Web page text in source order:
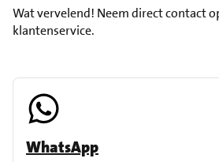
Wat vervelend! Neem direct contact
klantenservice.
WhatsApp